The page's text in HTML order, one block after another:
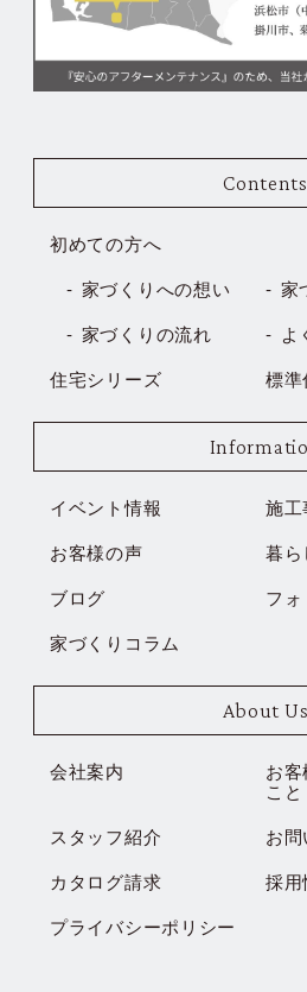
Contents
初めての方へ
家づくりへの想い
家
家づくりの流れ
よ
住宅シリーズ
標準
イベント情報
施工
お客様の声
暮
ブログ
フ
家づくりコラム
About Us
会社案内 お
こと
スタッフ紹介
お
カタログ請求
採用
プライバシーポリシー